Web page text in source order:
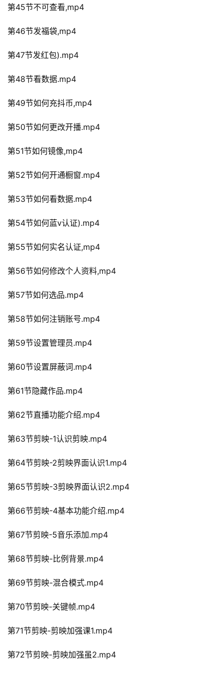
第45节不可查看,mp4
第46节发福袋,mp4
第47节发红包).mp4
第48节看数据.mp4
第49节如何充抖币,mp4
第50节如何更改开播.mp4
第51节如何镜像,mp4
第52节如何开通橱窗.mp4
第53节如何看数据.mp4
第54节如何蓝v认证).mp4
第55节如何实名认证,mp4
第56节如何修改个人资料,mp4
第57节如何选品.mp4
第58节如何注销账号.mp4
第59节设置管理员.mp4
第60节设置屏蔽词.mp4
第61节隐藏作品.mp4
第62节直播功能介绍.mp4
第63节剪映-1认识剪映.mp4
第64节剪映-2剪映界面认识1.mp4
第65节剪映-3剪映界面认识2.mp4
第66节剪映-4基本功能介绍.mp4
第67节剪映-5音乐添加.mp4
第68节剪映-比例背景.mp4
第69节剪映-混合模式.mp4
第70节剪映-关键帧.mp4
第71节剪映-剪映加强课1.mp4
第72节剪映-剪映加强虽2.mp4